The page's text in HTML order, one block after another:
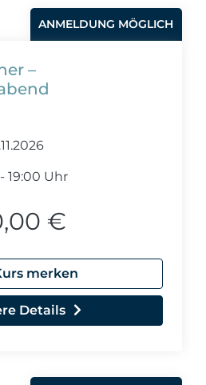
ANMELDUNG MÖGLICH
–
19:00 Uhr
€
merken
Details